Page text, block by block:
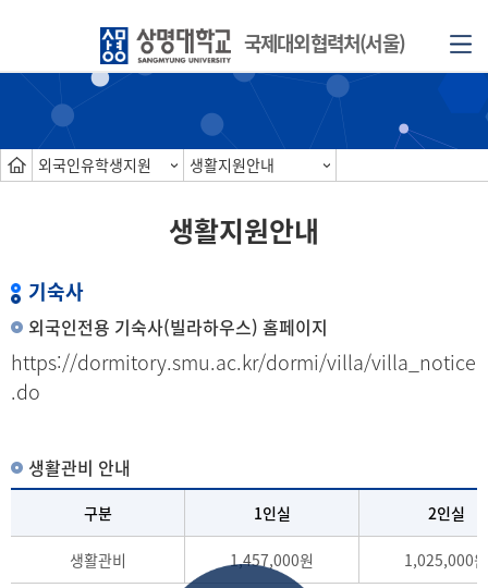
국제대외협력처(서울)
외국인유학생지원 생활지원안내
생활지원안내
기숙사
외국인전용 기숙사(빌라하우스) 홈페이지
https://dormitory.smu.ac.kr/dormi/villa/villa_notice
.do
생활관비 안내
구분 1인실 2인실
생활관비 1,457,000원 1,025,000원